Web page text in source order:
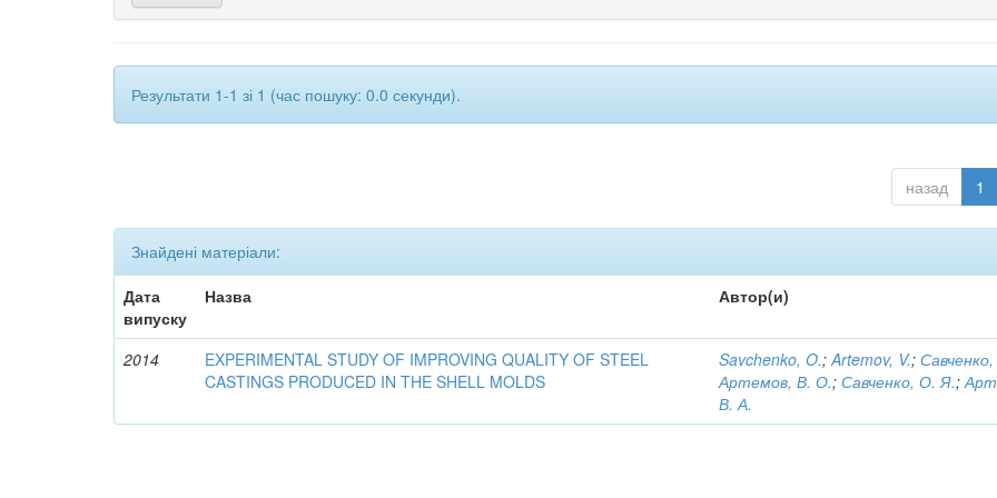
Результати 1-1 зі 1 (час пошуку: 0.0 секунди).
назад 1
Знайдені матеріали:
Дата
випуску
Назва Автор(и)
2014
EXPERIMENTAL STUDY OF IMPROVING QUALITY OF STEEL
CASTINGS PRODUCED IN THE SHELL MOLDS
Savchenko, O.;Artemov, V.;
Артемов, В. О.;Савченко, О. Я.;
В. А.